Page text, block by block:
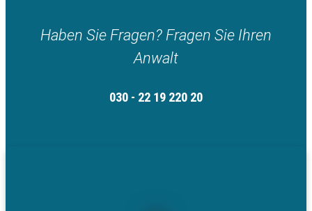
Haben Sie Fragen? Fragen Sie Ihren
Anwalt
030 - 22 19 220 20